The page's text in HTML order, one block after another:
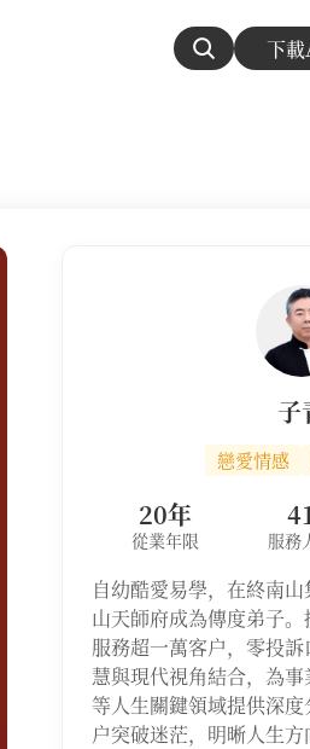
下
子
戀愛情感
20年
從業年限 服務
自幼酷愛易學，在終南
山天師府成為傳度弟子
服務超一萬客户，零投
慧與現代視角結合，為
等人生關鍵領域提供深
户突破迷茫，明晰人生方